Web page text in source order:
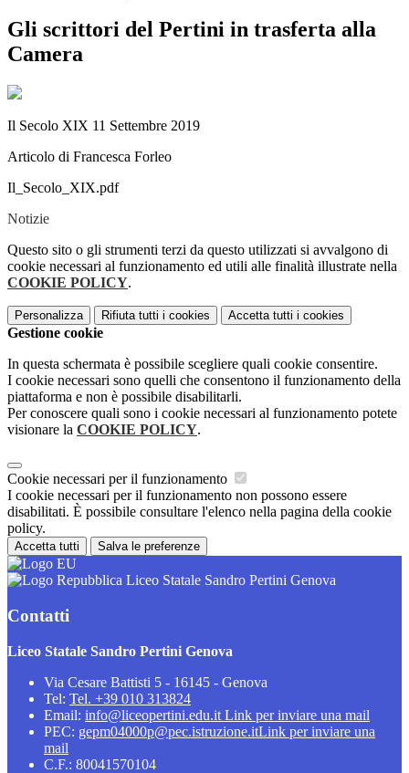
Gli scrittori del Pertini in trasferta alla
Camera
Il Secolo XIX 11 Settembre 2019
Articolo di Francesca Forleo
Il_Secolo_XIX.pdf
Notizie
Questo sito o gli strumenti terzi da questo utilizzati si avvalgono di
cookie necessari al funzionamento ed utili alle finalità illustrate nella
COOKIE POLICY.
Personalizza Rifiuta tutti i cookies Accetta tutti i cookies
Gestione cookie
In questa schermata è possibile scegliere quali cookie consentire.
I cookie necessari sono quelli che consentono il funzionamento della
piattaforma e non è possibile disabilitarli.
Per conoscere quali sono i cookie necessari al funzionamento potete
visionare la COOKIE POLICY.
Cookie necessari per il funzionamento
I cookie necessari per il funzionamento non possono essere
disabilitati. È possibile consultare l'elenco nella pagina della cookie
policy.
Accetta tutti Salva le preferenze
Liceo Statale Sandro Pertini Genova
Contatti
Liceo Statale Sandro Pertini Genova
Via Cesare Battisti 5 - 16145 - Genova
Tel: Tel. +39 010 313824
Email: info@liceopertini.edu.it Link per inviare una mail
PEC: gepm04000p@pec.istruzione.itLink per inviare una
mail
C.F.: 80041570104